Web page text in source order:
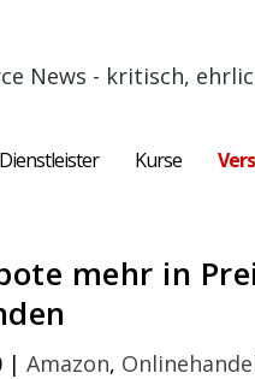
News - kritisch,
Dienstleister Kurse
mehr in
|Amazon,